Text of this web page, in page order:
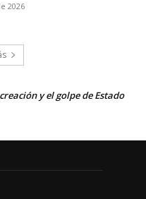
2026
y el golpe de Estado